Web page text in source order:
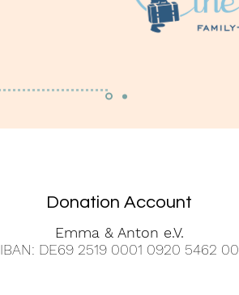
Donation Account
Emma & Anton e.V.
IBAN: DE69 2519 0001 0920 5462 00